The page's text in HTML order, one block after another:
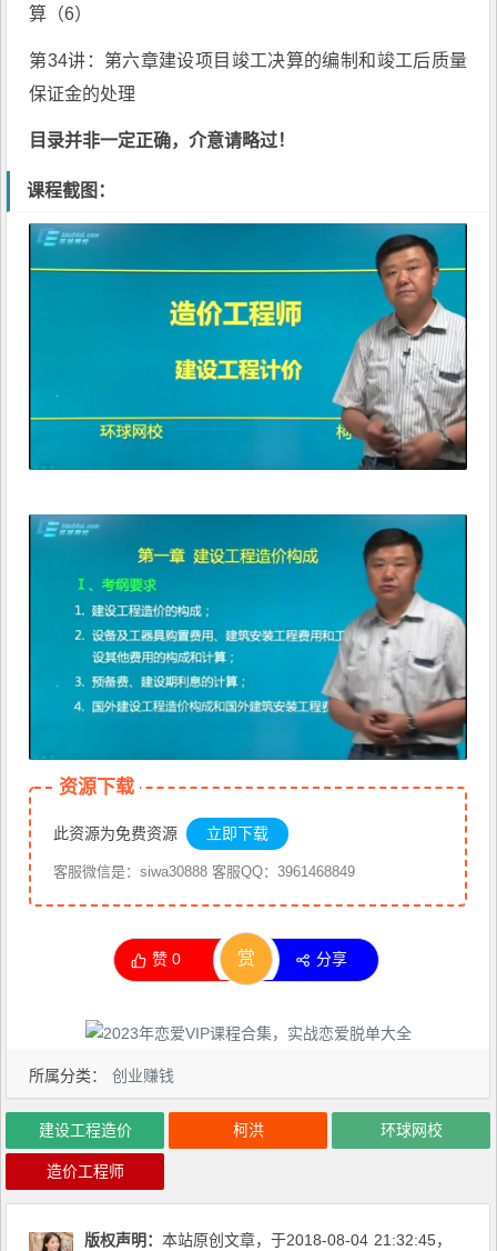
算（6）
第34讲：第六章建设项目竣工决算的编制和竣工后质量
保证金的处理
目录并非一定正确，介意请略过！
课程截图：
资源下载
此资源为免费资源 立即下载
客服微信是：siwa30888 客服QQ：3961468849
赞0 赏 分享
所属分类： 创业赚钱
建设工程造价 柯洪 环球网校
造价工程师
版权声明：本站原创文章，于2018-08-04 21:32:45，